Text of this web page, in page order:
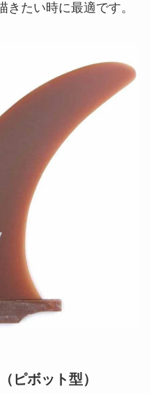
たい時に最適です。
ピボット型）